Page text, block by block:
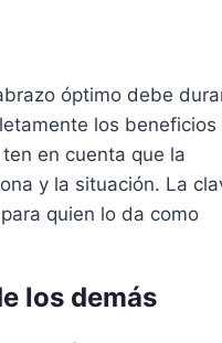
óptimo debe
los beneficios
en cuenta que la
y la situación. La
quien lo da como
los demás